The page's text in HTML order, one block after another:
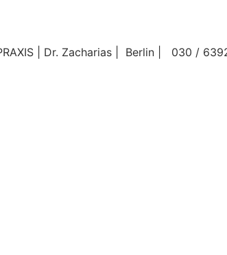
| Dr. Zacharias | Berlin | 030 /